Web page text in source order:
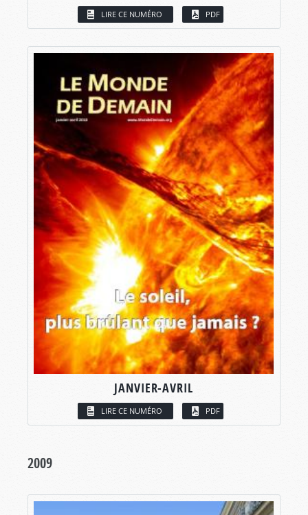
LIRE CE NUMÉRO PDF
JANVIER-AVRIL
LIRE CE NUMÉRO PDF
2009